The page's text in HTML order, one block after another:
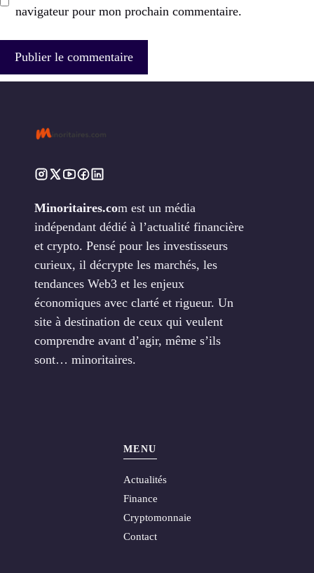
navigateur pour mon prochain commentaire.
Minoritaires.com est un média
indépendant dédié à l’actualité financière
et crypto. Pensé pour les investisseurs
curieux, il décrypte les marchés, les
tendances Web3 et les enjeux
économiques avec clarté et rigueur. Un
site à destination de ceux qui veulent
comprendre avant d’agir, même s’ils
sont… minoritaires.
MENU
Actualités
Finance
Cryptomonnaie
Contact